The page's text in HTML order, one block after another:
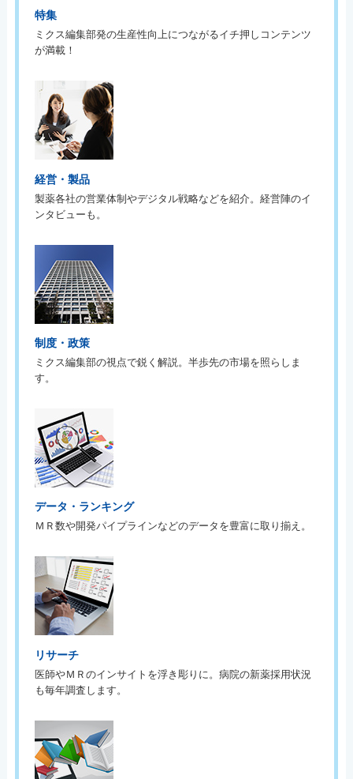
特集
ミクス編集部発の生産性向上につながるイチ押しコンテンツ
が満載！
経営・製品
製薬各社の営業体制やデジタル戦略などを紹介。経営陣のイ
ンタビューも。
制度・政策
ミクス編集部の視点で鋭く解説。半歩先の市場を照らしま
す。
データ・ランキング
ＭＲ数や開発パイプラインなどのデータを豊富に取り揃え。
リサーチ
医師やＭＲのインサイトを浮き彫りに。病院の新薬採用状況
も毎年調査します。